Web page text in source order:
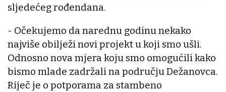
sljedećeg rođendana.
- Očekujemo da narednu godinu nekako
najviše obilježi novi projekt u koji smo ušli.
Odnosno nova mjera koju smo omogućili kako
bismo mlade zadržali na području Dežanovca.
Riječ je o potporama za stambeno